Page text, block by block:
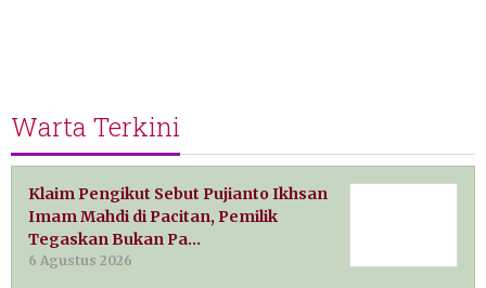
Warta Terkini
Klaim Pengikut Sebut Pujianto Ikhsan
Imam Mahdi di Pacitan, Pemilik
Tegaskan Bukan Pa…
6 Agustus 2026